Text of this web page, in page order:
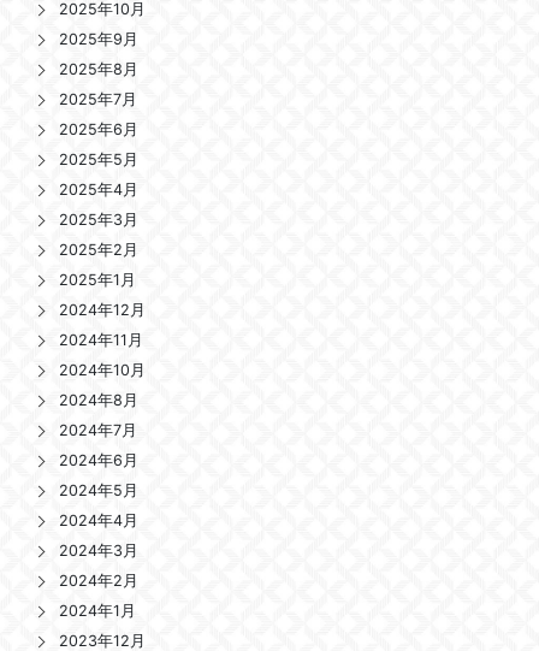
2025年10月
2025年9月
2025年8月
2025年7月
2025年6月
2025年5月
2025年4月
2025年3月
2025年2月
2025年1月
2024年12月
2024年11月
2024年10月
2024年8月
2024年7月
2024年6月
2024年5月
2024年4月
2024年3月
2024年2月
2024年1月
2023年12月